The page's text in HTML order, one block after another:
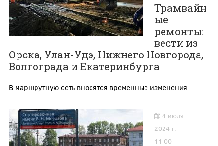
Трамвайн
ые
ремонты:
вести из
Орска, Улан-Удэ, Нижнего Новгорода,
Волгограда и Екатеринбурга
В маршрутную сеть вносятся временные изменения
4 июля
2024 г. —
11:00